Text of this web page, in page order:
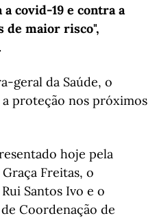
a covid-19 e contra a
de maior risco",
geral da Saúde, o
proteção nos próximos
hoje pela
Freitas, o
Santos Ivo e o
Coordenação de